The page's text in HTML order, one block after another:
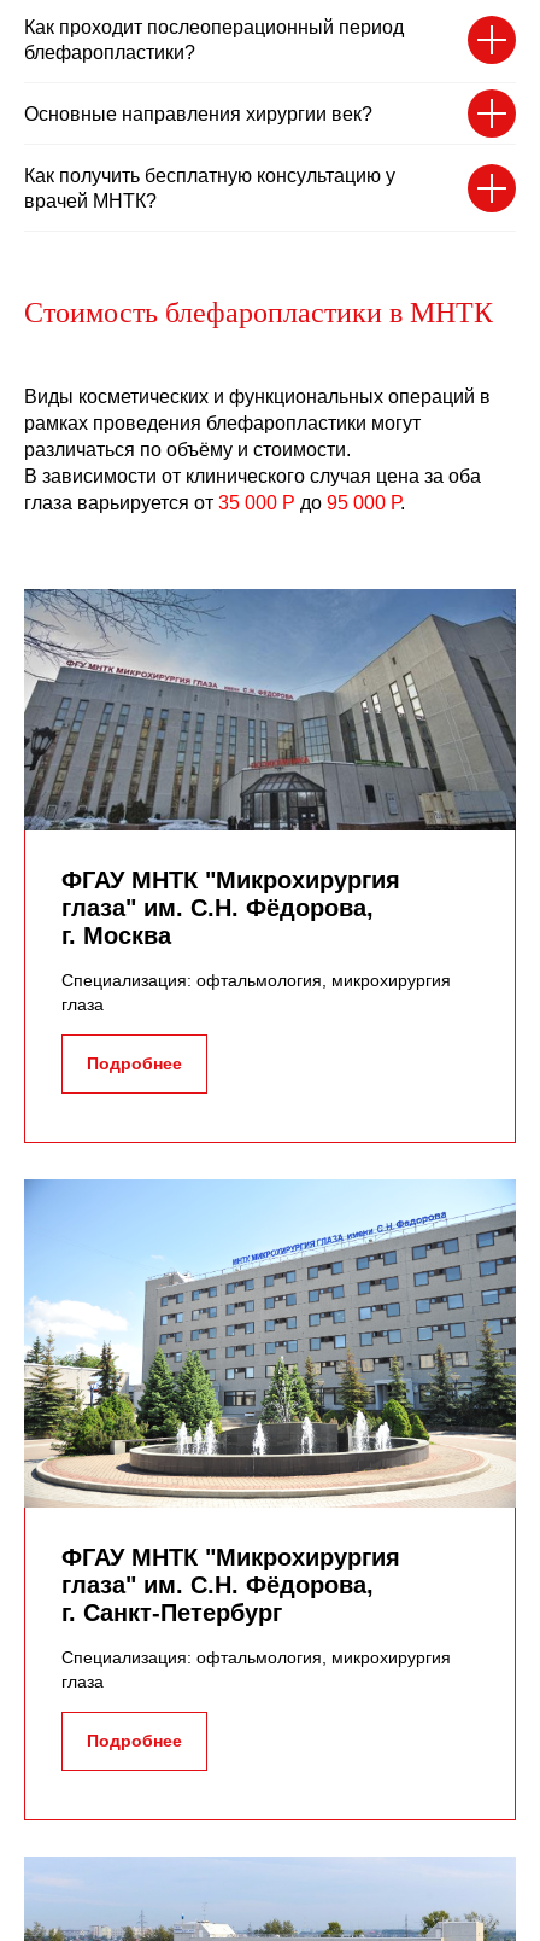
Как проходит послеоперационный период
блефаропластики?
Основные направления хирургии век?
Как получить бесплатную консультацию у
врачей МНТК?
Cтоимость блефаропластики в МНТК
Виды косметических и функциональных операций в
рамках проведения блефаропластики могут
различаться по объёму и стоимости.
В зависимости от клинического случая цена за оба
глаза варьируется от 35 000 Р до 95 000 Р.
ФГАУ МНТК "Микрохирургия
глаза" им. С.Н. Фёдорова,
г. Москва
Специализация: офтальмология, микрохирургия
глаза
Подробнее
ФГАУ МНТК "Микрохирургия
глаза" им. С.Н. Фёдорова,
г. Санкт-Петербург
Специализация: офтальмология, микрохирургия
глаза
Подробнее